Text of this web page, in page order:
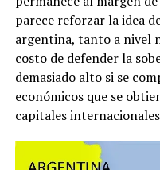
parece reforzar la idea
argentina, tanto a nivel
costo de defender la
demasiado alto si se
económicos que se
capitales